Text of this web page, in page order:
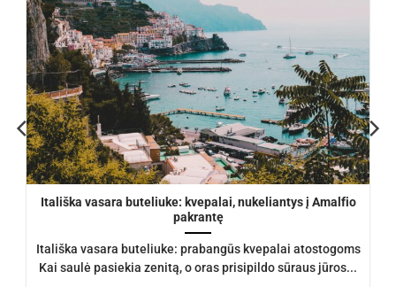
Itališka vasara buteliuke: kvepalai, nukeliantys į Amalfio
pakrantę
Itališka vasara buteliuke: prabangūs kvepalai atostogoms
Kai saulė pasiekia zenitą, o oras prisipildo sūraus jūros...